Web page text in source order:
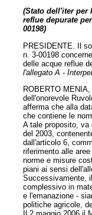
(Stato dell'iter per
reflue depurate
00198)
PRESIDENTE. Il
n. 3-00198
delle acque reflue
l'allegato A -
ROBERTO
dell'onorevole
afferma che alla
che contiene le
A tale proposito, va
del 2003,
dall'articolo 6,
riferimento alle
norme e misure
piani ai sensi
Successivamente,
complessivo in
e l'emanazione -
politiche agricole,